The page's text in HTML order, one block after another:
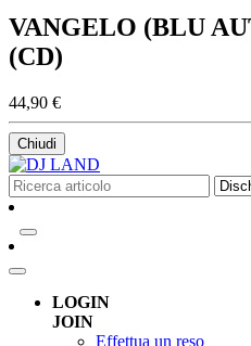
VANGELO (BLU
(CD)
44,90 €
Chiudi
LOGIN
JOIN
Effettua un reso